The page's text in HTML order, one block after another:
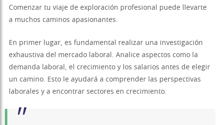
Comenzar tu viaje de exploración profesional puede llevarte
a muchos caminos apasionantes.
En primer lugar, es fundamental realizar una investigación
exhaustiva del mercado laboral. Analice aspectos como la
demanda laboral, el crecimiento y los salarios antes de elegir
un camino. Esto le ayudará a comprender las perspectivas
laborales y a encontrar sectores en crecimiento.